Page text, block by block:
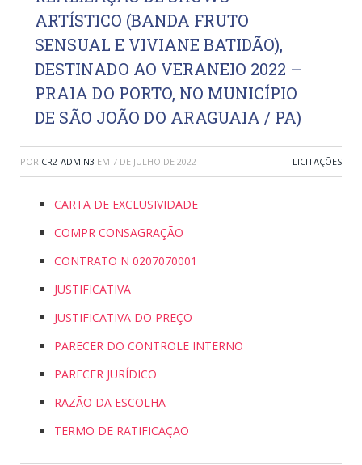
ARTÍSTICO (BANDA FRUTO
SENSUAL E VIVIANE BATIDÃO),
DESTINADO AO VERANEIO 2022 –
PRAIA DO PORTO, NO MUNICÍPIO
DE SÃO JOÃO DO ARAGUAIA / PA)
POR CR2-ADMIN3 EM 7 DE JULHO DE 2022 LICITAÇÕES
CARTA DE EXCLUSIVIDADE
COMPR CONSAGRAÇÃO
CONTRATO N 0207070001
JUSTIFICATIVA
JUSTIFICATIVA DO PREÇO
PARECER DO CONTROLE INTERNO
PARECER JURÍDICO
RAZÃO DA ESCOLHA
TERMO DE RATIFICAÇÃO